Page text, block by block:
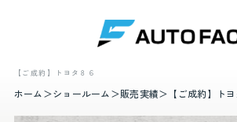
【ご成約】トヨタ８６
ホーム ショールーム 販売実績 【ご成約】ト